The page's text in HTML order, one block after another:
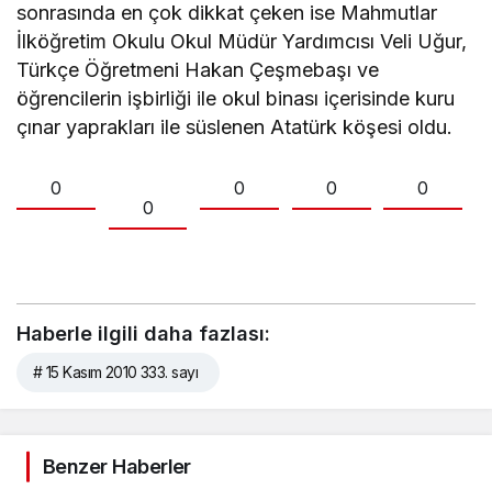
sonrasında en çok dikkat çeken ise Mahmutlar
İlköğretim Okulu Okul Müdür Yardımcısı Veli Uğur,
Türkçe Öğretmeni Hakan Çeşmebaşı ve
öğrencilerin işbirliği ile okul binası içerisinde kuru
çınar yaprakları ile süslenen Atatürk köşesi oldu.
0
0
0
0 0
Haberle ilgili daha fazlası:
# 15 Kasım 2010 333. sayı
Benzer Haberler